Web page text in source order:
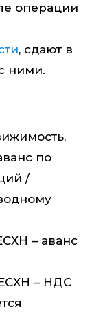
операции
, сдают в
ними.
по
/
– аванс
– НДС